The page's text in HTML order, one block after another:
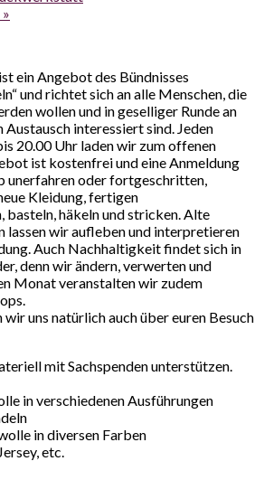
»
ein Angebot des Bündnisses
und richtet sich an alle Menschen, die
wollen und in geselliger Runde an
interessiert sind. Jeden
20.00 Uhr laden wir zum offenen
ist kostenfrei und eine Anmeldung
unerfahren oder fortgeschritten,
Kleidung, fertigen
basteln, häkeln und stricken. Alte
lassen wir aufleben und interpretieren
Auch Nachhaltigkeit findet sich in
denn wir ändern, verwerten und
Monat veranstalten wir zudem
wir uns natürlich auch über euren Besuch
mit Sachspenden unterstützen.
in verschiedenen Ausführungen
in diversen Farben
etc.